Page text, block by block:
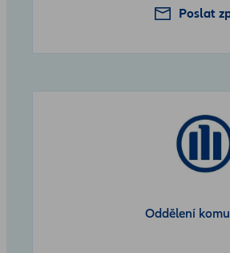
Poslat
Oddělení